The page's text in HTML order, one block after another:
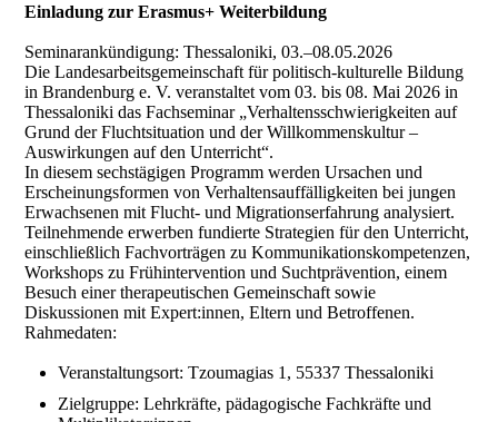
Einladung zur Erasmus+ Weiterbildung
Seminarankündigung: Thessaloniki, 03.–08.05.2026
Die Landesarbeitsgemeinschaft für politisch-kulturelle Bildung
in Brandenburg e. V. veranstaltet vom 03. bis 08. Mai 2026 in
Thessaloniki das Fachseminar „Verhaltensschwierigkeiten auf
Grund der Fluchtsituation und der Willkommenskultur –
Auswirkungen auf den Unterricht“.​
In diesem sechstägigen Programm werden Ursachen und
Erscheinungsformen von Verhaltensauffälligkeiten bei jungen
Erwachsenen mit Flucht- und Migrationserfahrung analysiert.
Teilnehmende erwerben fundierte Strategien für den Unterricht,
einschließlich Fachvorträgen zu Kommunikationskompetenzen,
Workshops zu Frühintervention und Suchtprävention, einem
Besuch einer therapeutischen Gemeinschaft sowie
Diskussionen mit Expert:innen, Eltern und Betroffenen.​
Rahmedaten:
Veranstaltungsort: Tzoumagias 1, 55337 Thessaloniki
Zielgruppe: Lehrkräfte, pädagogische Fachkräfte und